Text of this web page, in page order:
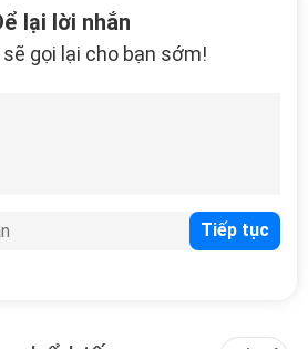
lại lời nhắn
gọi lại cho bạn sớm!